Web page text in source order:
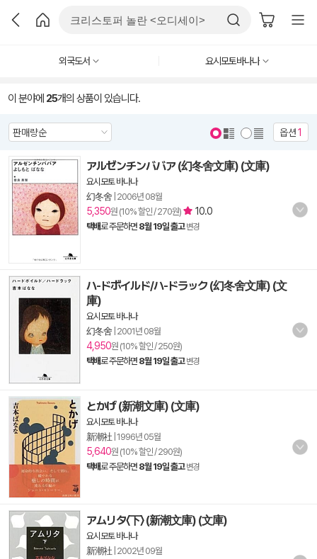
외국도서 요시모토바나나
이 분야에 25개의 상품이 있습니다.
옵션1
アルゼンチンババア (幻冬舍文庫) (文庫)
요시모토 바나나
幻冬舍 2006년 08월
5,350원 (10% 할인 / 270원) 10.0
택배로 주문하면 8월 19일 출고 변경
ハ-ドボイルド/ハ-ドラック (幻冬舍文庫) (文
庫)
요시모토 바나나
幻冬舍 2001년 08월
4,950원 (10% 할인 / 250원)
택배로 주문하면 8월 19일 출고 변경
とかげ (新潮文庫) (文庫)
요시모토 바나나
新潮社 1996년 05월
5,640원 (10% 할인 / 290원)
택배로 주문하면 8월 19일 출고 변경
アムリタ〈下〉 (新潮文庫) (文庫)
요시모토 바나나
新潮社 2002년 09월